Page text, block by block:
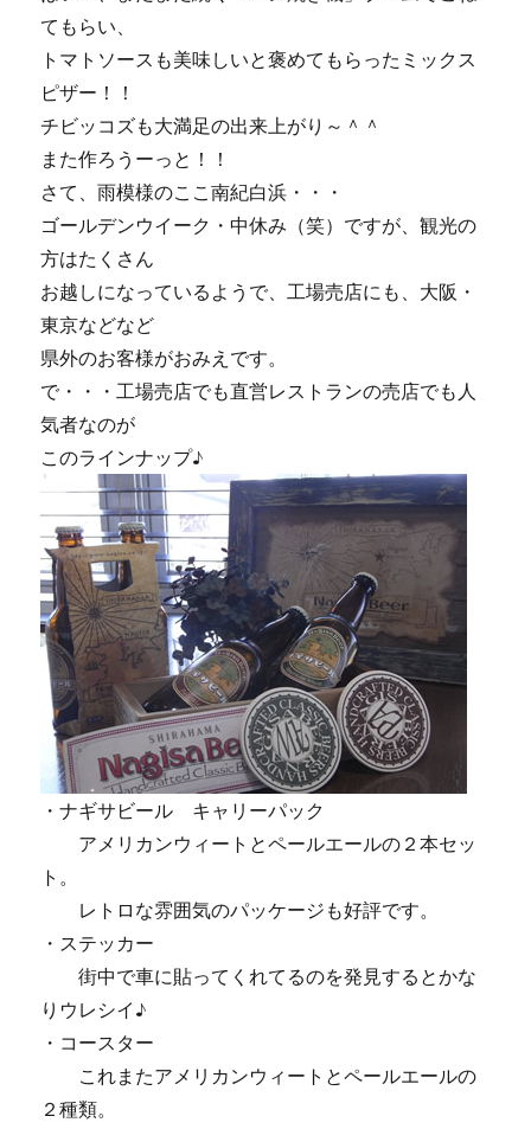
てもらい、
トマトソースも美味しいと褒めてもらったミックス
ピザー！！
チビッコズも大満足の出来上がり～＾＾
また作ろうーっと！！
さて、雨模様のここ南紀白浜・・・
ゴールデンウイーク・中休み（笑）ですが、観光の
方はたくさん
お越しになっているようで、工場売店にも、大阪・
東京などなど
県外のお客様がおみえです。
で・・・工場売店でも直営レストランの売店でも人
気者なのが
このラインナップ♪
・ナギサビール キャリーパック
アメリカンウィートとペールエールの２本セッ
ト。
レトロな雰囲気のパッケージも好評です。
・ステッカー
街中で車に貼ってくれてるのを発見するとかな
りウレシイ♪
・コースター
これまたアメリカンウィートとペールエールの
２種類。